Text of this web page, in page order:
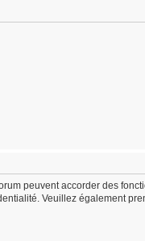
peuvent accorder des
Veuillez également